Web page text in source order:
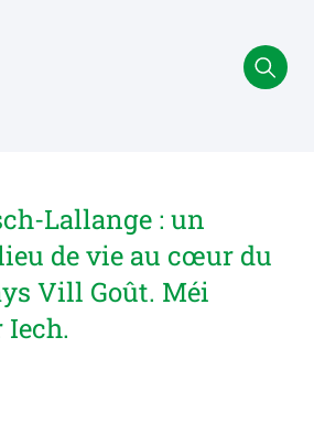
Lallange : un
de vie au cœur du
Vill Goût. Méi
Iech.